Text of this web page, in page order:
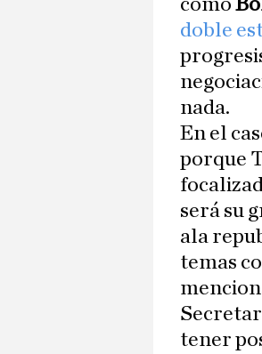
como
doble
nada.
En el
porque
será su
ala
temas
tener